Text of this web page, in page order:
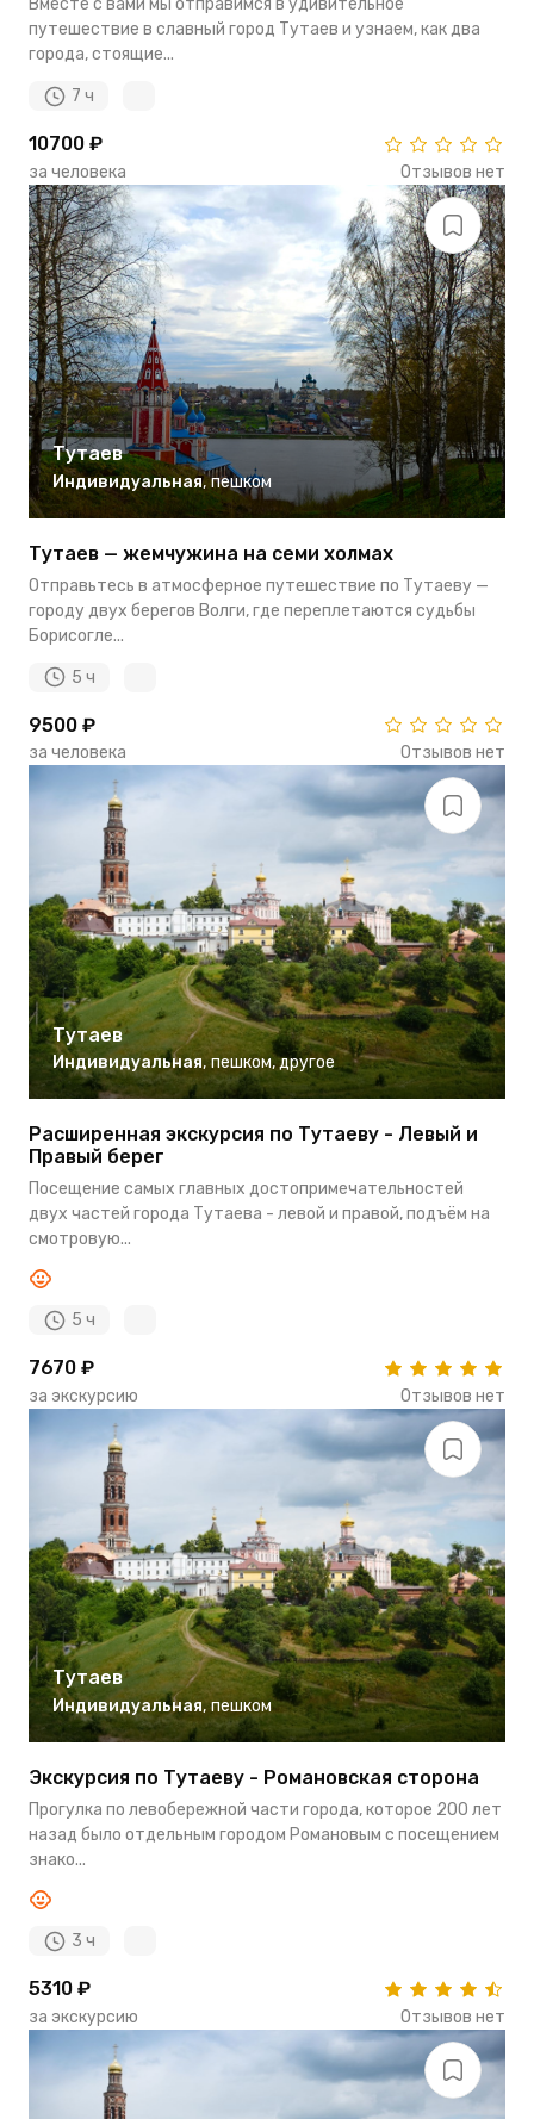
Вместе с вами мы отправимся в удивительное
путешествие в славный город Тутаев и узнаем, как два
города, стоящие...
7 ч
10700 ₽
за человека Отзывов нет
Тутаев
Индивидуальная, пешком
Тутаев — жемчужина на семи холмах
Отправьтесь в атмосферное путешествие по Тутаеву —
городу двух берегов Волги, где переплетаются судьбы
Борисогле...
5 ч
9500 ₽
за человека Отзывов нет
Тутаев
Индивидуальная, пешком, другое
Расширенная экскурсия по Тутаеву - Левый и
Правый берег
Посещение самых главных достопримечательностей
двух частей города Тутаева - левой и правой, подъём на
смотровую...
5 ч
7670 ₽
за экскурсию Отзывов нет
Тутаев
Индивидуальная, пешком
Экскурсия по Тутаеву - Романовская сторона
Прогулка по левобережной части города, которое 200 лет
назад было отдельным городом Романовым с посещением
знако...
3 ч
5310 ₽
за экскурсию Отзывов нет